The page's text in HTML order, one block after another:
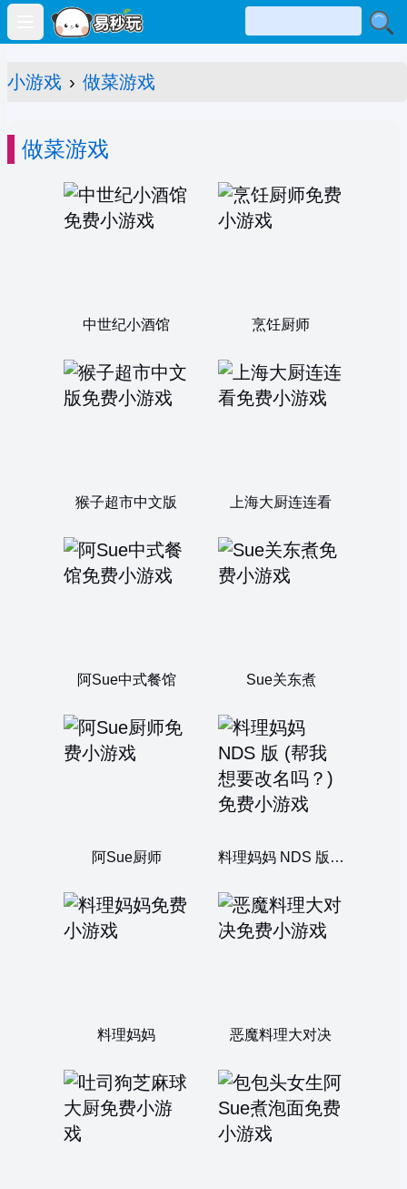
Open main menu
小游戏 › 做菜游戏
做菜游戏
中世纪小酒馆 烹饪厨师
猴子超市中文版 上海大厨连连看
阿Sue中式餐馆 Sue关东煮
阿Sue厨师 料理妈妈 NDS 版 (帮我想要改名吗？)
料理妈妈 恶魔料理大对决